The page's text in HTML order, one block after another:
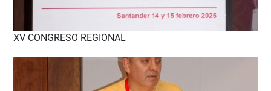
XV CONGRESO REGIONAL